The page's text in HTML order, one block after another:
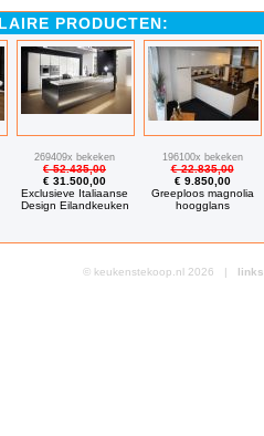
PRODUCTEN:
269409x bekeken
€ 52.435,00
€ 31.500,00
Exclusieve Italiaanse
Design Eilandkeuken
196100x bekeken
€ 22.835,00
€ 9.850,00
Greeploos magnolia
hoogglans
© keukenstekoop.nl 2026 | links